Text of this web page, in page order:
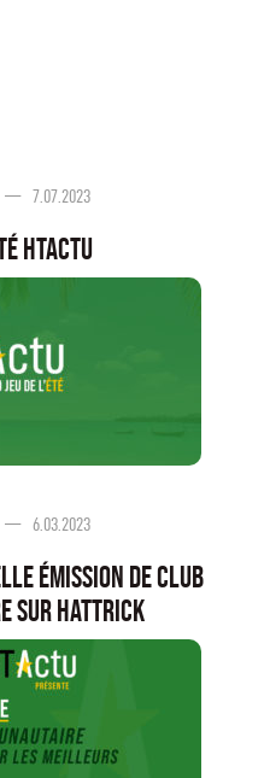
— 7.07.2023
HTActu
— 6.03.2023
émission de club
sur Hattrick